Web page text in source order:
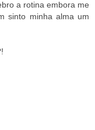
a rotina embora me
sinto minha alma um